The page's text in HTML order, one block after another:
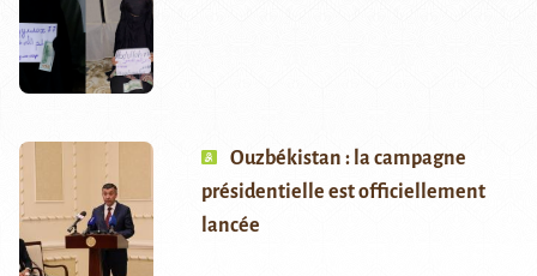
Ouzbékistan : la campagne
présidentielle est officiellement
lancée